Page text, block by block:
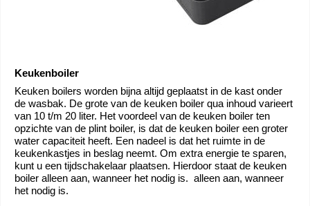
Keukenboiler
Keuken boilers worden bijna altijd geplaatst in de kast onder
de wasbak. De grote van de keuken boiler qua inhoud varieert
van 10 t/m 20 liter. Het voordeel van de keuken boiler ten
opzichte van de plint boiler, is dat de keuken boiler een groter
water capaciteit heeft. Een nadeel is dat het ruimte in de
keukenkastjes in beslag neemt. Om extra energie te sparen,
kunt u een tijdschakelaar plaatsen. Hierdoor staat de keuken
boiler alleen aan, wanneer het nodig is. alleen aan, wanneer
het nodig is.